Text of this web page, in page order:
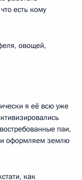
есть кому
овощей,
я её всю уже
паи,
и оформляем землю
как